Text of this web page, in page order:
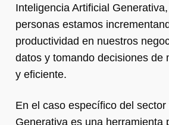
Inteligencia Artificial
personas estamos
productividad en nuestros
datos y tomando decisiones de
y eficiente.
En el caso específico del
Generativa es una herramienta